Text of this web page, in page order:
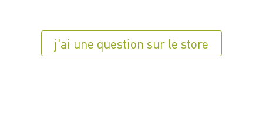
j'ai une question sur le store